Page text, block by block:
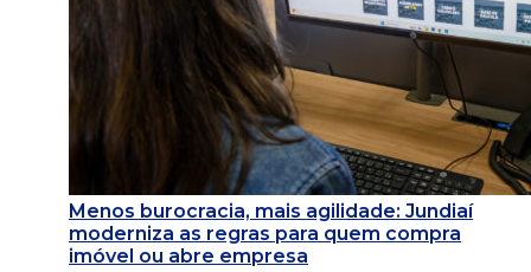
Menos burocracia, mais agilidade: Jundiaí
moderniza as regras para quem compra
imóvel ou abre empresa